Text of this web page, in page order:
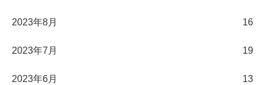
2023年8月 16
2023年7月 19
2023年6月 13